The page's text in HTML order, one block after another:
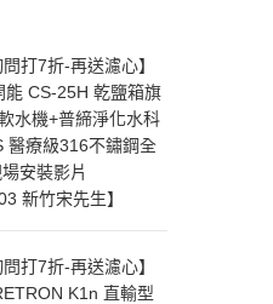
問打7折-再送濾心】
能 CS-25H 乾鹽箱旗
水機+普締淨化水科
醫療級316不鏽鋼全
安裝影片
新竹宋先生】
問打7折-再送濾心】
K1n 直輸型